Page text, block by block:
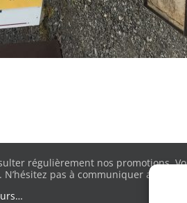
régulièrement nos promotions.
pas à communiquer avec